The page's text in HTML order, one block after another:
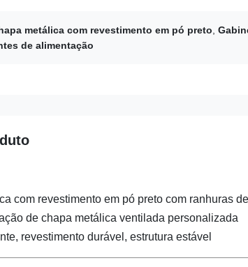
metálica com revestimento em pó preto
de alimentação
com revestimento em pó preto com ranhuras
de chapa metálica ventilada personalizada
revestimento durável, estrutura estável